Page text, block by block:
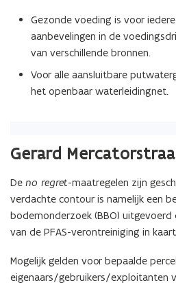
de
voor
een
vergrote
weergave)
Gezonde voeding is voor
aanbevelingen in de
van verschillende bronnen.
Voor alle aansluitbare
het openbaar waterleidingnet.
Gerard
De no regret-maatregelen zijn
verdachte contour is namelijk een
bodemonderzoek (BBO)
van de PFAS-verontreiniging in
Mogelijk gelden voor bepaalde
eigenaars/gebruikers/exploitanten